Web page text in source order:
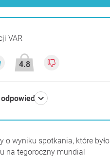
VAR
4.8
odpowiedzi
o wyniku spotkania, które było
na tegoroczny mundial